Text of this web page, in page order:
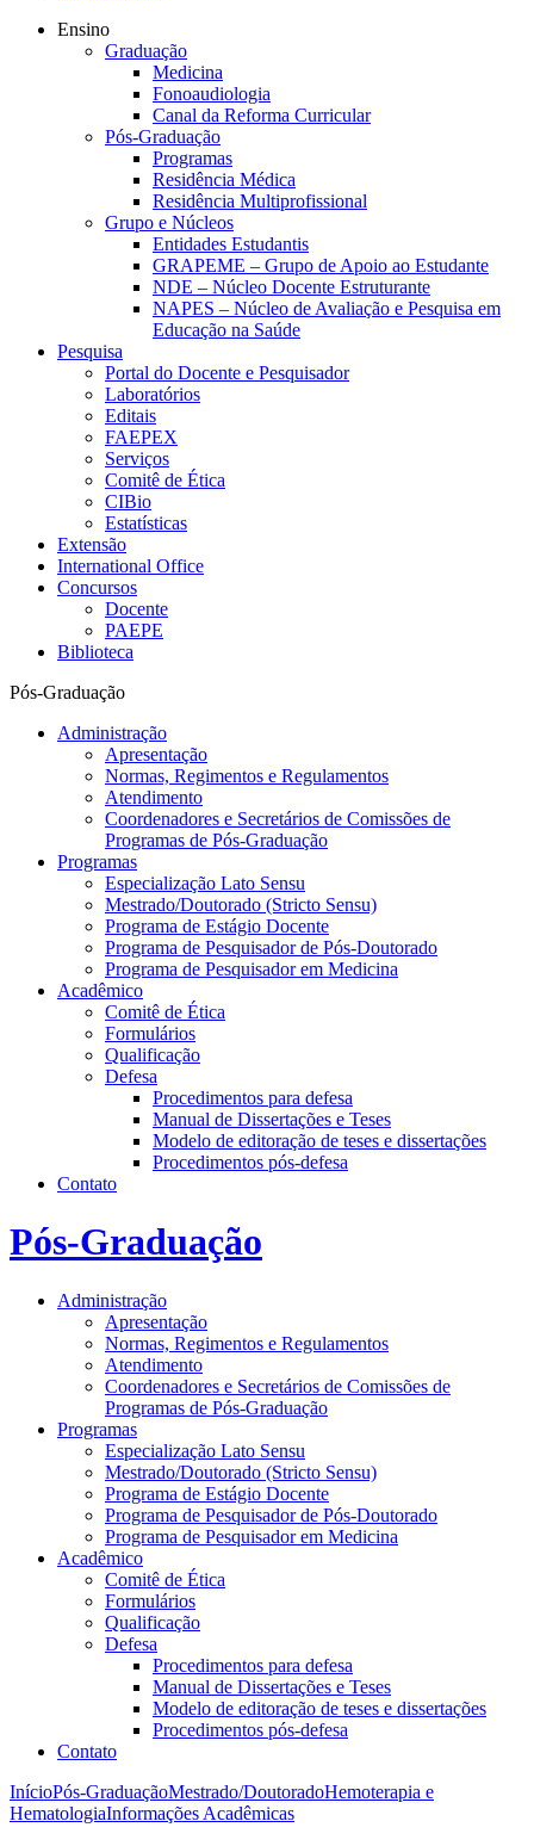
Ensino
Graduação
Medicina
Fonoaudiologia
Canal da Reforma Curricular
Pós-Graduação
Programas
Residência Médica
Residência Multiprofissional
Grupo e Núcleos
Entidades Estudantis
GRAPEME – Grupo de Apoio ao Estudante
NDE – Núcleo Docente Estruturante
NAPES – Núcleo de Avaliação e Pesquisa em
Educação na Saúde
Pesquisa
Portal do Docente e Pesquisador
Laboratórios
Editais
FAEPEX
Serviços
Comitê de Ética
CIBio
Estatísticas
Extensão
International Office
Concursos
Docente
PAEPE
Biblioteca
Pós-Graduação
Administração
Apresentação
Normas, Regimentos e Regulamentos
Atendimento
Coordenadores e Secretários de Comissões de
Programas de Pós-Graduação
Programas
Especialização Lato Sensu
Mestrado/Doutorado (Stricto Sensu)
Programa de Estágio Docente
Programa de Pesquisador de Pós-Doutorado
Programa de Pesquisador em Medicina
Acadêmico
Comitê de Ética
Formulários
Qualificação
Defesa
Procedimentos para defesa
Manual de Dissertações e Teses
Modelo de editoração de teses e dissertações
Procedimentos pós-defesa
Contato
Pós-Graduação
Administração
Apresentação
Normas, Regimentos e Regulamentos
Atendimento
Coordenadores e Secretários de Comissões de
Programas de Pós-Graduação
Programas
Especialização Lato Sensu
Mestrado/Doutorado (Stricto Sensu)
Programa de Estágio Docente
Programa de Pesquisador de Pós-Doutorado
Programa de Pesquisador em Medicina
Acadêmico
Comitê de Ética
Formulários
Qualificação
Defesa
Procedimentos para defesa
Manual de Dissertações e Teses
Modelo de editoração de teses e dissertações
Procedimentos pós-defesa
Contato
InícioPós-GraduaçãoMestrado/DoutoradoHemoterapia e
HematologiaInformações Acadêmicas